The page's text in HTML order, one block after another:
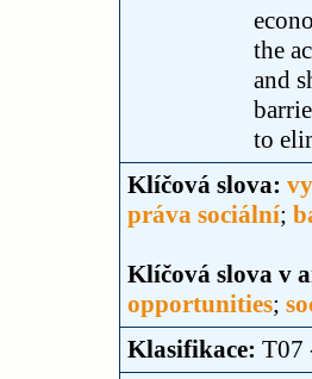
the
and
to
Klíčová slova:
práva sociální;
Klíčová slova v
opportunities;
Klasifikace: T07